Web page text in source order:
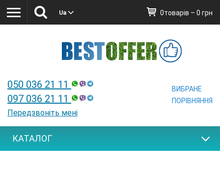
Ua
050 036 21 11
097 036 21 11
Передзвоніть мені
0товарів – 0 грн
ВИБРАНЕ
ПОРІВНЯННЯ
КАТАЛОГ